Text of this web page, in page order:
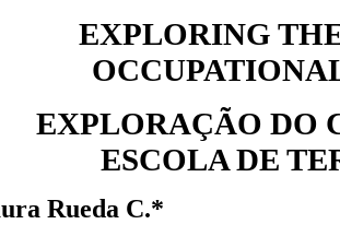
EXPLORING
EXPLORAÇÃO DO
ESCOLA DE
Rueda C.*